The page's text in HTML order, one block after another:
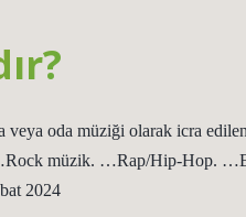
oda müziği olarak icra
…Rock müzik. …Rap/Hip-Hop.
2024